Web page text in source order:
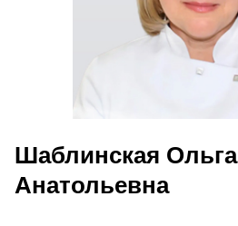
Шаблинская Ольга
Анатольевна